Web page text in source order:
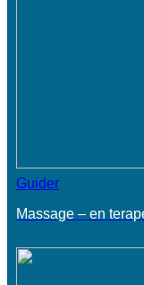
Guider
Massage – en